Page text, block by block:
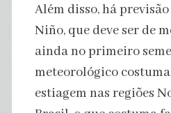
Além disso, há
Niño, que deve ser de
ainda no primeiro
meteorológico
estiagem nas regiões